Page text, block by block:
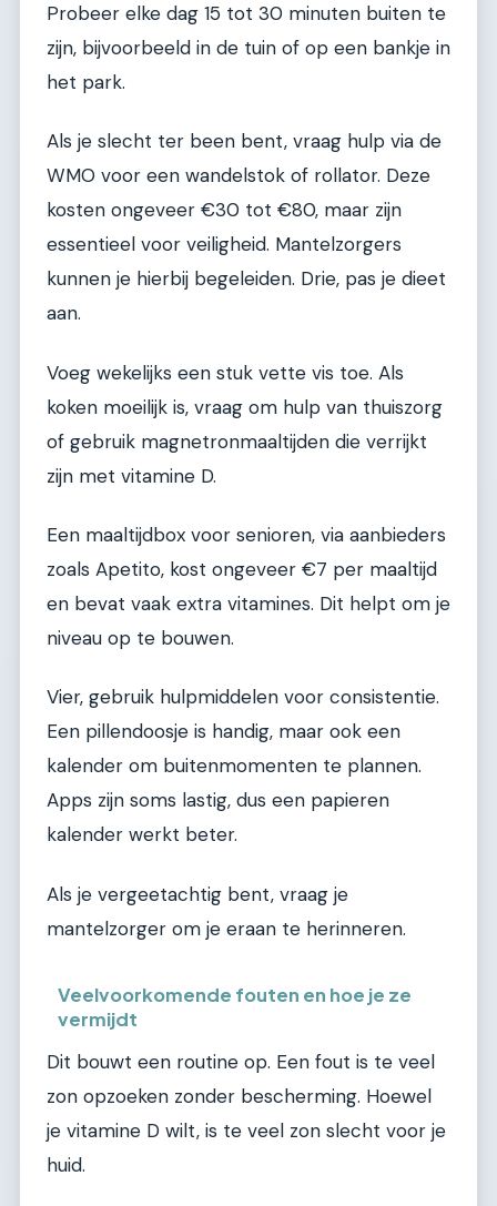
Probeer elke dag 15 tot 30 minuten buiten te
zijn, bijvoorbeeld in de tuin of op een bankje in
het park.
Als je slecht ter been bent, vraag hulp via de
WMO voor een wandelstok of rollator. Deze
kosten ongeveer €30 tot €80, maar zijn
essentieel voor veiligheid. Mantelzorgers
kunnen je hierbij begeleiden. Drie, pas je dieet
aan.
Voeg wekelijks een stuk vette vis toe. Als
koken moeilijk is, vraag om hulp van thuiszorg
of gebruik magnetronmaaltijden die verrijkt
zijn met vitamine D.
Een maaltijdbox voor senioren, via aanbieders
zoals Apetito, kost ongeveer €7 per maaltijd
en bevat vaak extra vitamines. Dit helpt om je
niveau op te bouwen.
Vier, gebruik hulpmiddelen voor consistentie.
Een pillendoosje is handig, maar ook een
kalender om buitenmomenten te plannen.
Apps zijn soms lastig, dus een papieren
kalender werkt beter.
Als je vergeetachtig bent, vraag je
mantelzorger om je eraan te herinneren.
Veelvoorkomende fouten en hoe je ze
vermijdt
Dit bouwt een routine op. Een fout is te veel
zon opzoeken zonder bescherming. Hoewel
je vitamine D wilt, is te veel zon slecht voor je
huid.